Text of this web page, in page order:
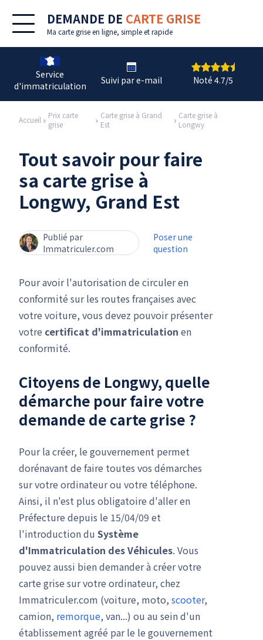
DEMANDE DE CARTE GRISE
Ma carte grise en ligne, simple et rapide
Service
d'immatriculation
Suivi par e-mail Noté 4.7/5
Accueil
Prix carte
grise
Carte grise à Grand
Est
Carte grise à
Longwy
Tout savoir pour faire
sa carte grise à
Longwy, Grand Est
Publié par
Immatriculer.com
Poser une
question
Pour avoir l'autorisation de circuler en
conformité sur les routes françaises avec
votre voiture, vous devez pouvoir présenter
votre certificat d'immatriculation en
conformité.
Citoyens de Longwy, quelle
démarche pour faire votre
demande de carte grise ?
Pour la créer, le gouvernement permet
dorénavant de faire toutes vos démarches
sur votre ordinateur ou votre téléphone.
Ainsi, il n'est plus obligatoire d'aller en
Préfecture depuis le 15/04/09 et
l'introduction du Système
d'Immatriculation des Véhicules. Vous
pouvez aussi bien demander à créer votre
carte grise sur votre ordinateur, chez
Immatriculer.com (voiture, moto, scooter,
camion, remorque, van...) ou au sein d'un
établissement agréé par le le gouvernement